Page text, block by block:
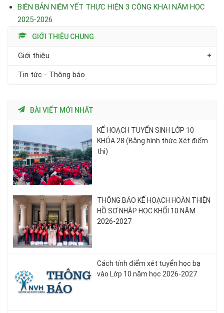
BIÊN BẢN NIÊM YẾT THỰC HIỆN 3 CÔNG KHAI NĂM HỌC
2025-2026
GIỚI THIỆU CHUNG
Giới thiệu
Tin tức - Thông báo
BÀI VIẾT MỚI NHẤT
KẾ HOẠCH TUYỂN SINH LỚP 10
KHÓA 28 (Bằng hình thức Xét điểm
thi)
THÔNG BÁO KẾ HOẠCH HOÀN THIỆN
HỒ SƠ NHẬP HỌC KHỐI 10 NĂM
2026-2027
Cách tính điểm xét tuyển học bạ
vào Lớp 10 năm học 2026-2027